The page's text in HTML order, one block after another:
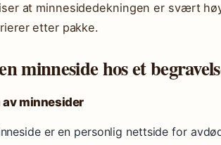
at minnesidedekningen er svært
etter pakke.
minneside hos et
av minnesider
er en personlig nettside for